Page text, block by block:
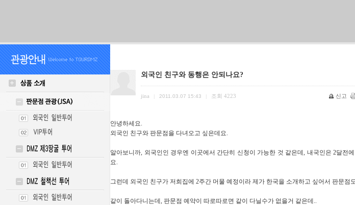
외국인 친구와 동행은 안되나요?
jina 2011.03.07 15:43 조회 4223 신고
안녕하세요.
외국인 친구와 판문점을 다녀오고 싶은데요.
알아보니까, 외국인인 경우엔 이곳에서 간단히 신청이 가능한 것 같은데, 내국인은 2달전
요.
그런데 외국인 친구가 저희집에 2주간 머물 예정이라 제가 한국을 소개하고 싶어서 판문점
같이 돌아다니는데, 판문점 예약이 따로따로면 같이 다닐수가 없을거 같은데..